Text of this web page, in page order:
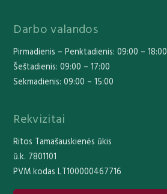
Darbo valandos
Pirmadienis – Penktadienis: 09:00 – 18:00
Šeštadienis: 09:00 – 17:00
Sekmadienis: 09:00 – 15:00
Rekvizitai
Ritos Tamašauskienės ūkis
ū.k. 7801101
PVM kodas LT100000467716